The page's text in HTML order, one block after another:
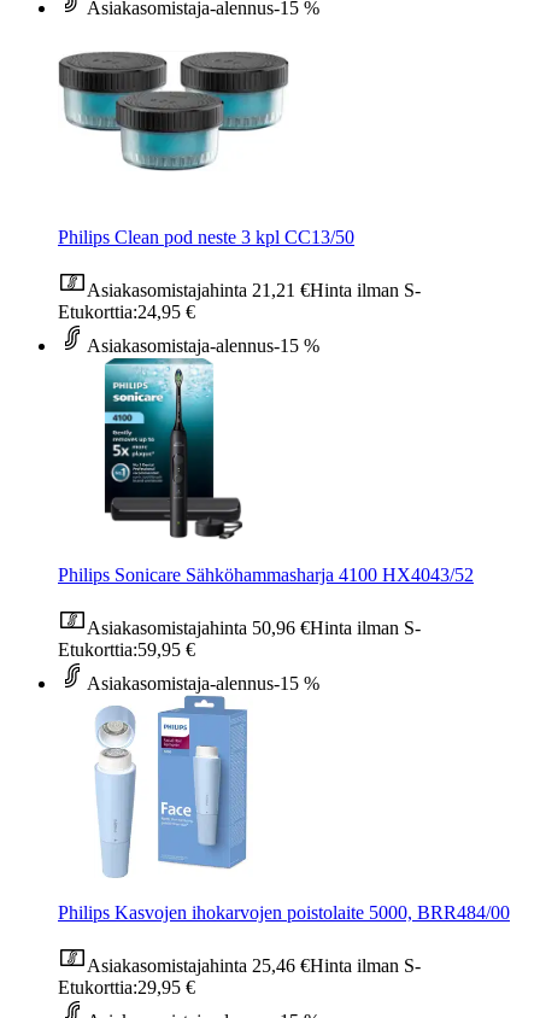
Asiakasomistaja-alennus-15 %
Philips Clean pod neste 3 kpl CC13/50
Asiakasomistajahinta 21,21 €Hinta ilman S-
Etukorttia:24,95 €
Asiakasomistaja-alennus-15 %
Philips Sonicare Sähköhammasharja 4100 HX4043/52
Asiakasomistajahinta 50,96 €Hinta ilman S-
Etukorttia:59,95 €
Asiakasomistaja-alennus-15 %
Philips Kasvojen ihokarvojen poistolaite 5000, BRR484/00
Asiakasomistajahinta 25,46 €Hinta ilman S-
Etukorttia:29,95 €